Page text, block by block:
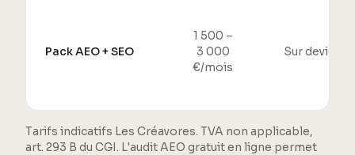
Pack AEO + SEO
1 500 –
3 000
€/mois
Sur devis
Tarifs indicatifs Les Créavores. TVA non applicable,
art. 293 B du CGI. L'audit AEO gratuit en ligne permet